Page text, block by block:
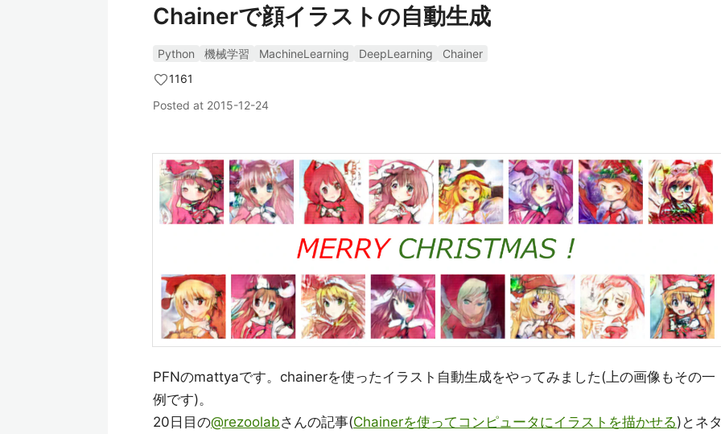
Chainerで顔イラストの自動生成
Python 機械学習 MachineLearning DeepLearning
Chainer
1161
Posted at 2015-12-24
PFNのmattyaです。chainerを使ったイラスト自動生成をやってみました(上の画像もその一
例です)。
20日目の@rezoolabさんの記事(Chainerを使ってコンピュータにイラストを描かせる)とネ